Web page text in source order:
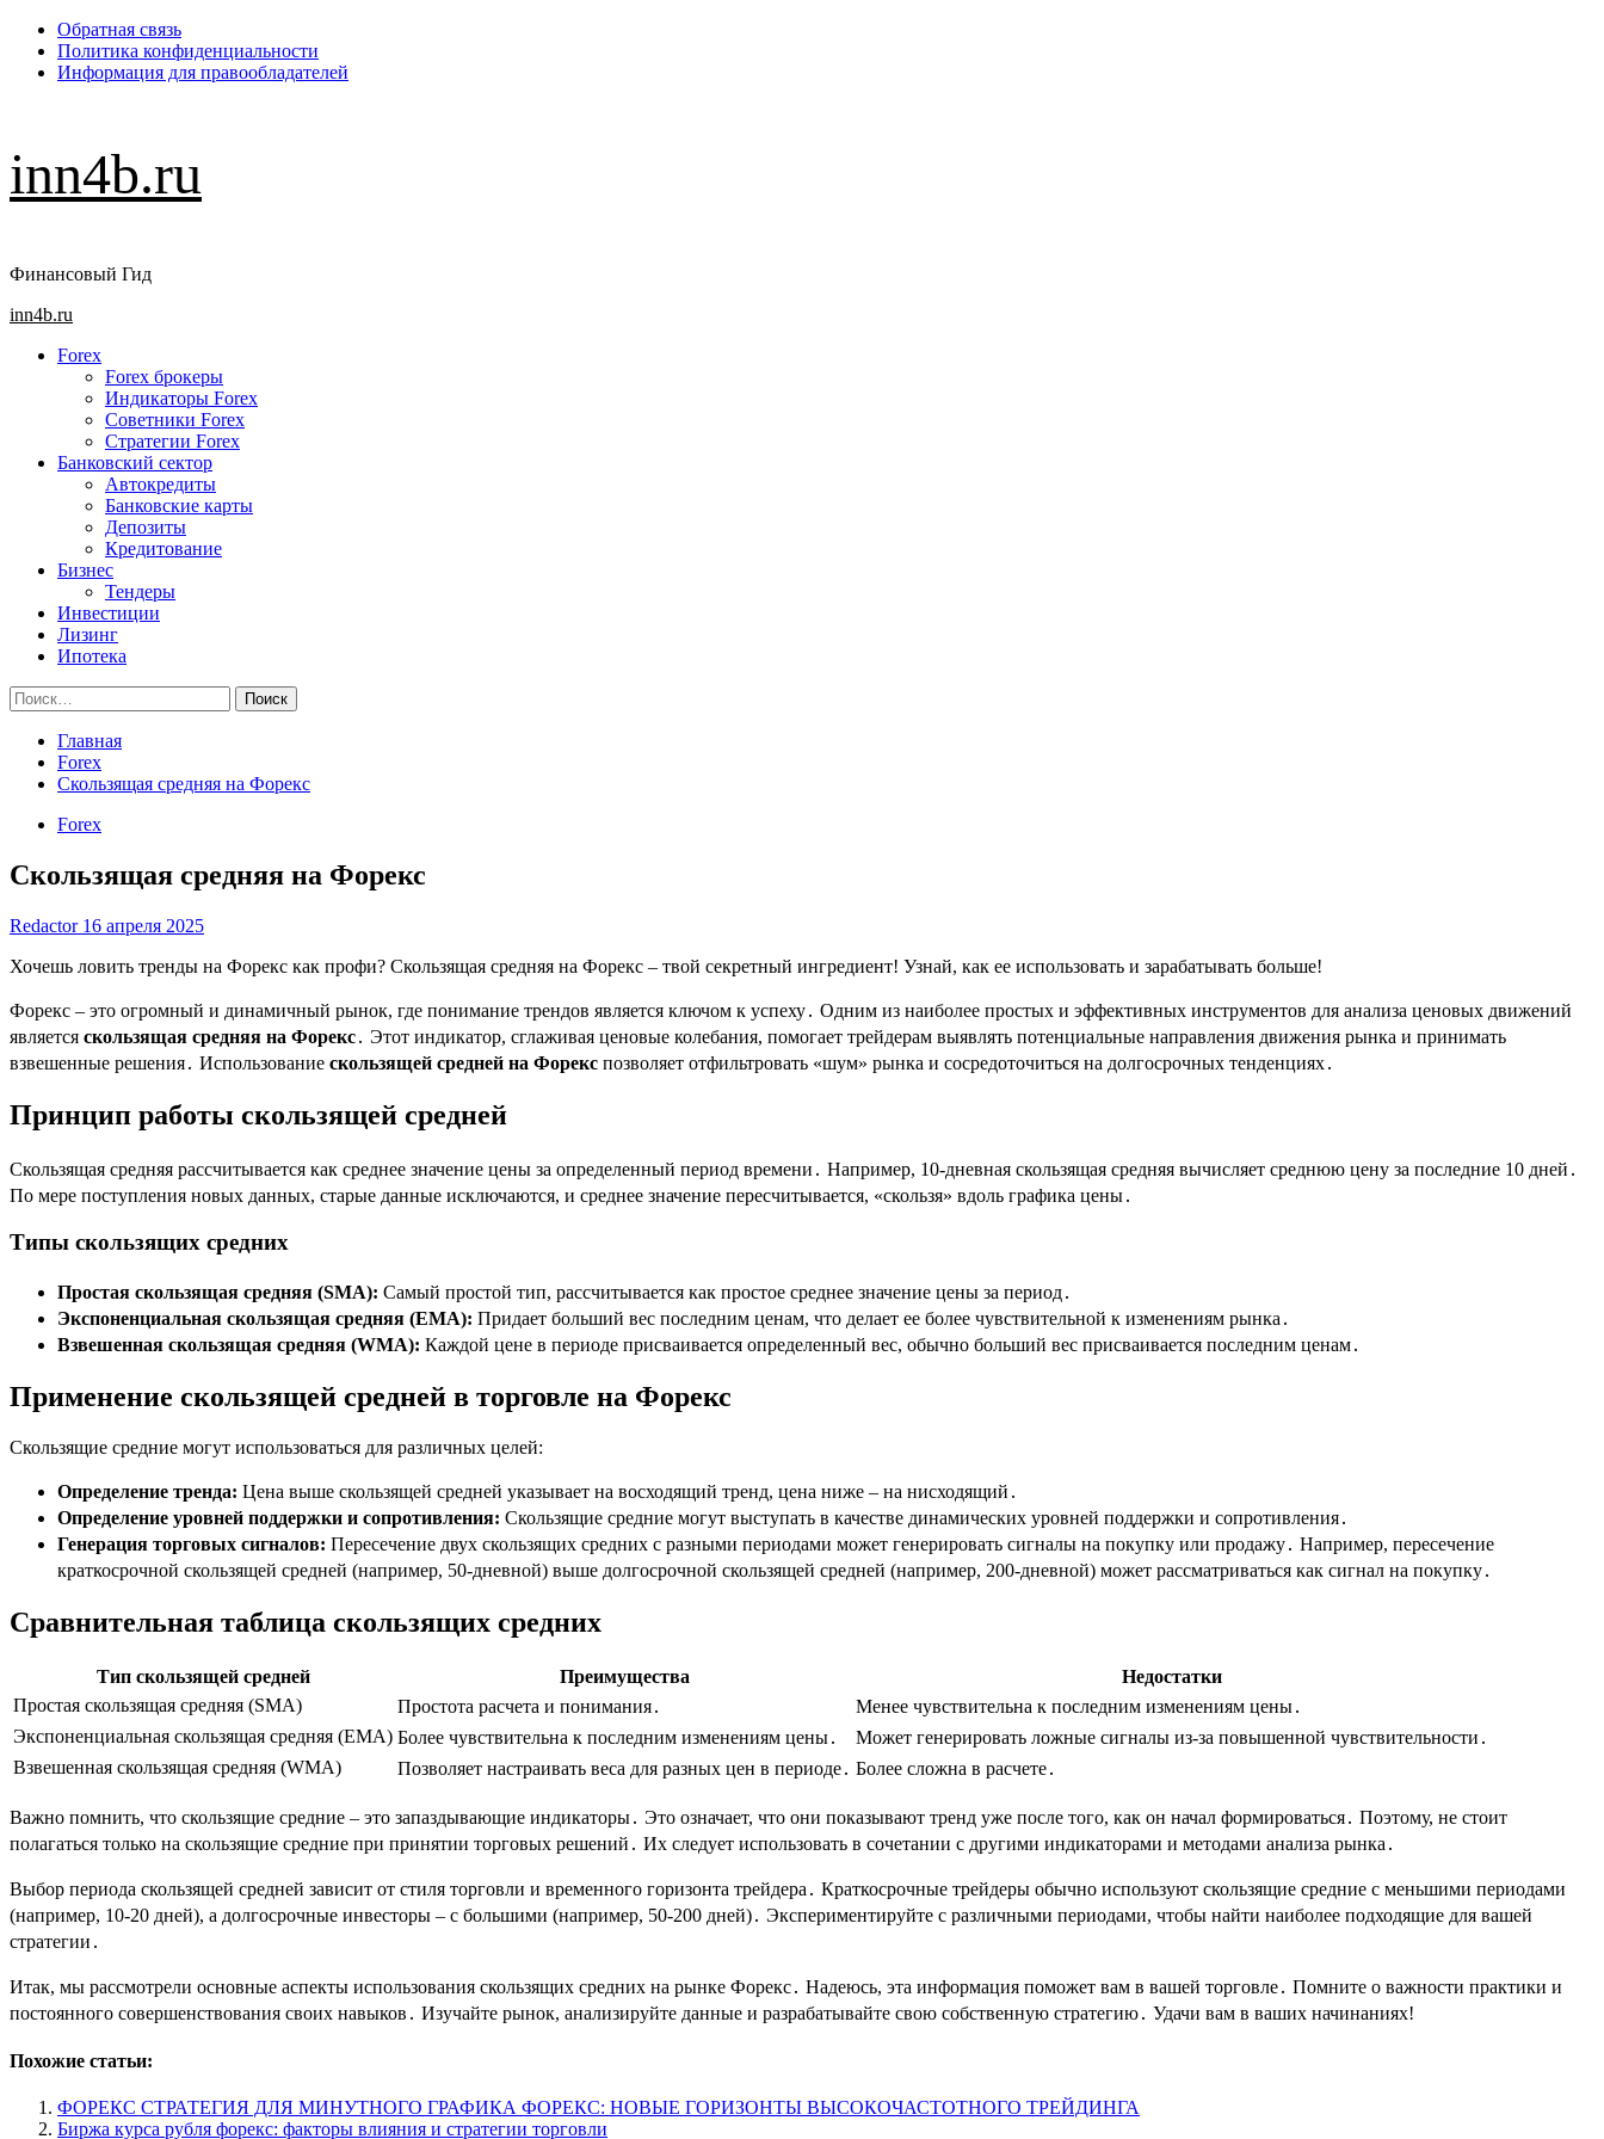
Перейти
содержимому
Обратная связь
Политика конфиденциальности
Информация для правообладателей
inn4b.ru
Финансовый Гид
Основное
inn4b.ru
Forex
Forex брокеры
Индикаторы Forex
Советники Forex
Стратегии Forex
Банковский сектор
Автокредиты
Банковские карты
Депозиты
Кредитование
Бизнес
Тендеры
Инвестиции
Лизинг
Ипотека
Найти:
Главная
Forex
Скользящая средняя на Форекс
Forex
Скользящая средняя на Форекс
Redactor 16 апреля 2025
Хочешь ловить тренды на Форекс как профи? Скользящая средняя на Форекс – твой секретный ингредиент! Узнай, как ее использовать и зарабатывать больше!
Форекс – это огромный и динамичный рынок, где понимание трендов является ключом к успеху․ Одним из наиболее простых и эффективных инструментов для анализа ценовых движений
является скользящая средняя на Форекс․ Этот индикатор, сглаживая ценовые колебания, помогает трейдерам выявлять потенциальные направления движения рынка и принимать
взвешенные решения․ Использование скользящей средней на Форекс позволяет отфильтровать «шум» рынка и сосредоточиться на долгосрочных тенденциях․
Принцип работы скользящей средней
Скользящая средняя рассчитывается как среднее значение цены за определенный период времени․ Например, 10-дневная скользящая средняя вычисляет среднюю цену за последние 10 дней․
По мере поступления новых данных, старые данные исключаются, и среднее значение пересчитывается, «скользя» вдоль графика цены․
Типы скользящих средних
Простая скользящая средняя (SMA): Самый простой тип, рассчитывается как простое среднее значение цены за период․
Экспоненциальная скользящая средняя (EMA): Придает больший вес последним ценам, что делает ее более чувствительной к изменениям рынка․
Взвешенная скользящая средняя (WMA): Каждой цене в периоде присваивается определенный вес, обычно больший вес присваивается последним ценам․
Применение скользящей средней в торговле на Форекс
Скользящие средние могут использоваться для различных целей:
Определение тренда: Цена выше скользящей средней указывает на восходящий тренд, цена ниже – на нисходящий․
Определение уровней поддержки и сопротивления: Скользящие средние могут выступать в качестве динамических уровней поддержки и сопротивления․
Генерация торговых сигналов: Пересечение двух скользящих средних с разными периодами может генерировать сигналы на покупку или продажу․ Например, пересечение
краткосрочной скользящей средней (например, 50-дневной) выше долгосрочной скользящей средней (например, 200-дневной) может рассматриваться как сигнал на покупку․
Сравнительная таблица скользящих средних
Тип скользящей средней Преимущества
Недостатки
Простая скользящая средняя (SMA)
Простота расчета и понимания․
Менее чувствительна к последним изменениям цены․
Экспоненциальная скользящая средняя (EMA) Более чувствительна к последним изменениям цены․
Может генерировать ложные сигналы из-за повышенной чувствительности․
Взвешенная скользящая средняя (WMA)
Позволяет настраивать веса для разных цен в периоде․ Более сложна в расчете․
Важно помнить, что скользящие средние – это запаздывающие индикаторы․ Это означает, что они показывают тренд уже после того, как он начал формироваться․ Поэтому, не стоит
полагаться только на скользящие средние при принятии торговых решений․ Их следует использовать в сочетании с другими индикаторами и методами анализа рынка․
Выбор периода скользящей средней зависит от стиля торговли и временного горизонта трейдера․ Краткосрочные трейдеры обычно используют скользящие средние с меньшими периодами
(например, 10-20 дней), а долгосрочные инвесторы – с большими (например, 50-200 дней)․ Экспериментируйте с различными периодами, чтобы найти наиболее подходящие для вашей
стратегии․
Итак, мы рассмотрели основные аспекты использования скользящих средних на рынке Форекс․ Надеюсь, эта информация поможет вам в вашей торговле․ Помните о важности практики и
постоянного совершенствования своих навыков․ Изучайте рынок, анализируйте данные и разрабатывайте свою собственную стратегию․ Удачи вам в ваших начинаниях!
Похожие статьи:
ФОРЕКС СТРАТЕГИЯ ДЛЯ МИНУТНОГО ГРАФИКА ФОРЕКС: НОВЫЕ ГОРИЗОНТЫ ВЫСОКОЧАСТОТНОГО ТРЕЙДИНГА
Биржа курса рубля форекс: факторы влияния и стратегии торговли